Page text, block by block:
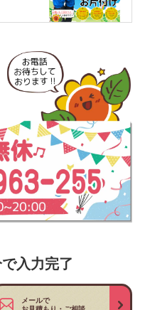
入力完了
メールで